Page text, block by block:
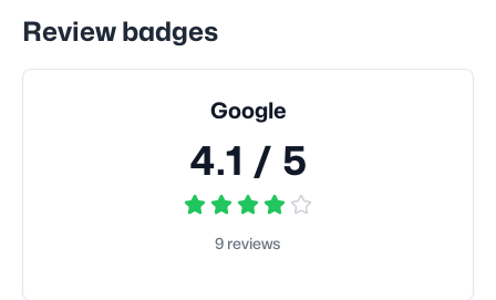
Review badges
Google
4.1 / 5
9 reviews